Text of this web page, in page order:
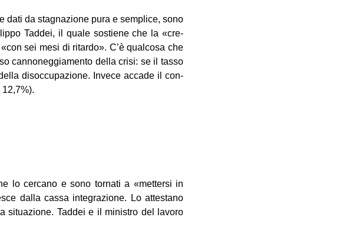
dati da sta­gna­zione pura e sem­plice, sono
Tad­dei, il quale sostiene che la «cre­
sei mesi di ritardo». C’è qual­cosa che
can­no­neg­gia­mento della crisi: se il tasso
disoc­cu­pa­zione. Invece accade il con­
lo cer­cano e sono tor­nati a «met­tersi in
dalla cassa inte­gra­zione. Lo atte­stano
situa­zione. Tad­dei e il mini­stro del lavoro